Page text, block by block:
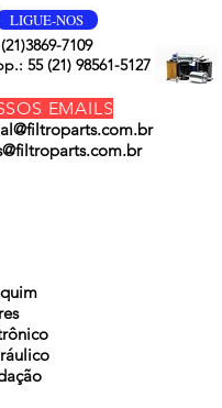
LIGUE-NOS
(21)3869-7109
55 (21) 98561-5127
EMAILS